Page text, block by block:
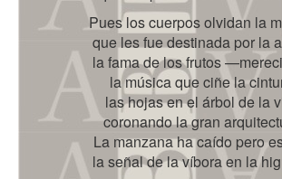
Pues los cuerpos olvidan la
que les fue destinada por la
la fama de los frutos
la música que ciñe la
las hojas en el árbol de la
coronando la gran
La manzana ha caído pero
la señal de la víbora en la